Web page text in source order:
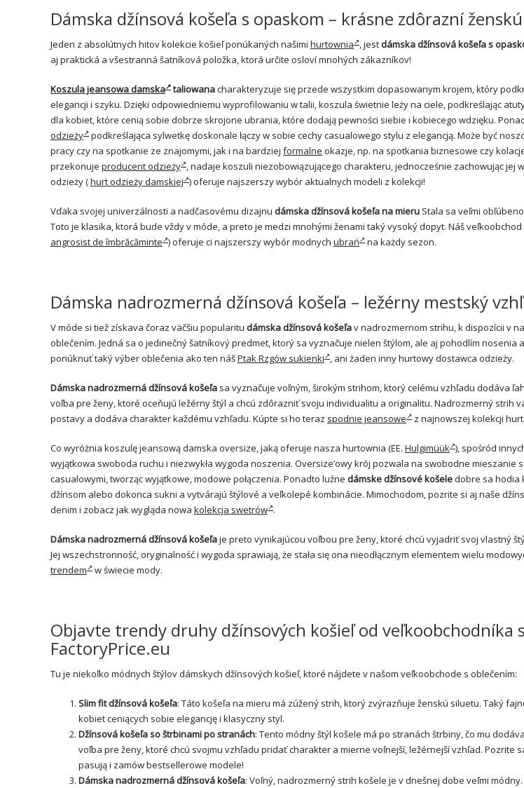
Dámska džínsová košeľa s opaskom – krásne zdôrazní
Jeden z absolútnych hitov kolekcie košieľ ponúkaných našimi hurtownia , jest dámska džínsová košeľa s
aj praktická a všestranná šatníková položka, ktorá určite osloví mnohých zákazníkov!
Koszula jeansowa damska taliowanacharakteryzuje się przede wszystkim dopasowanym krojem, który
elegancji i szyku. Dzięki odpowiedniemu wyprofilowaniu w talii, koszula świetnie leży na ciele, podkreślając
dla kobiet, które cenią sobie dobrze skrojone ubrania, które dodają pewności siebie i kobiecego wdzięku.
odzieży
podkreślająca sylwetkę doskonale łączy w sobie cechy casualowego stylu z elegancją. Może być
pracy czy na spotkanie ze znajomymi, jak i na bardziej formalne okazje, np. na spotkania biznesowe czy
przekonuje producent odzieży , nadaje koszuli niezobowiązującego charakteru, jednocześnie zachowując jej
odzieży (hurt odzieży damskiej ) oferuje najszerszy wybór aktualnych modeli z kolekcji!
Vďaka svojej univerzálnosti a nadčasovému dizajnu dámska džínsová košeľa na mieru Stala sa veľmi
Toto je klasika, ktorá bude vždy v móde, a preto je medzi mnohými ženami taký vysoký dopyt. Náš veľkoobchod
angrosist de îmbrăcăminte )oferuje ci najszerszy wybór modnych ubrań na każdy sezon.
Dámska nadrozmerná džínsová košeľa – ležérny mestský
V móde si tiež získava čoraz väčšiu popularitu dámska džínsová košeľav nadrozmernom strihu, k dispozícii v
oblečením. Jedná sa o jedinečný šatníkový predmet, ktorý sa vyznačuje nielen štýlom, ale aj pohodlím nosenia
ponúknuť taký výber oblečenia ako ten nášPtak Rzgów sukienki , ani żaden inny hurtowy dostawca odzieży.
Dámska nadrozmerná džínsová košeľa sa vyznačuje voľným, širokým strihom, ktorý celému vzhľadu dodáva
voľba pre ženy, ktoré oceňujú ležérny štýl a chcú zdôrazniť svoju individualitu a originalitu. Nadrozmerný strih
postavy a dodáva charakter každému vzhľadu. Kúpte si ho teraz spodnie jeansowe z najnowszej kolekcji
Co wyróżnia koszulę jeansową damska oversize, jaką oferuje nasza hurtownia (EE. Hulgimüük ), spośród
wyjątkowa swoboda ruchu i niezwykła wygoda noszenia. Oversize’owy krój pozwala na swobodne mieszanie
casualowymi, tworząc wyjątkowe, modowe połączenia. Ponadto luźne dámske džínsové košeledobre sa hodia
džínsom alebo dokonca sukni a vytvárajú štýlové a veľkolepé kombinácie. Mimochodom, pozrite si aj naše
denim i zobacz jak wygląda nowa kolekcja swetrów .
Dámska nadrozmerná džínsová košeľaje preto vynikajúcou voľbou pre ženy, ktoré chcú vyjadriť svoj vlastný
Jej wszechstronność, oryginalność i wygoda sprawiają, że stała się ona nieodłącznym elementem wielu
trendem
w świecie mody.
Objavte trendy druhy džínsových košieľ od veľkoobchodníka
FactoryPrice.eu
Tu je niekoľko módnych štýlov dámskych džínsových košieľ, ktoré nájdete v našom veľkoobchode s oblečením:
Slim fit džínsová košeľa: Táto košeľa na mieru má zúžený strih, ktorý zvýrazňuje ženskú siluetu. Taký
kobiet ceniących sobie elegancję i klasyczny styl.
Džínsová košeľa so štrbinami po stranách: Tento módny štýl košele má po stranách štrbiny, čo mu
voľba pre ženy, ktoré chcú svojmu vzhľadu pridať charakter a mierne voľnejší, ležérnejší vzhľad. Pozrite
pasują i zamów bestsellerowe modele!
Dámska nadrozmerná džínsová košeľa: Voľný, nadrozmerný strih košele je v dnešnej dobe veľmi